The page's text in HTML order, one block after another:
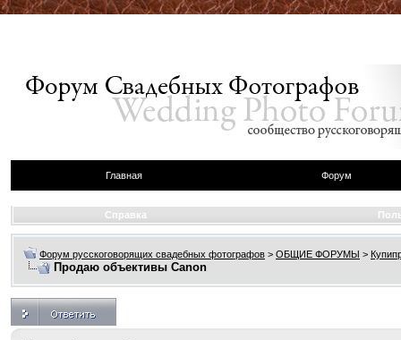
Главная Форум
Справка
Форум русскоговорящих свадебных фотографов > ОБЩИЕ ФОРУМЫ >
Продаю объективы Canon